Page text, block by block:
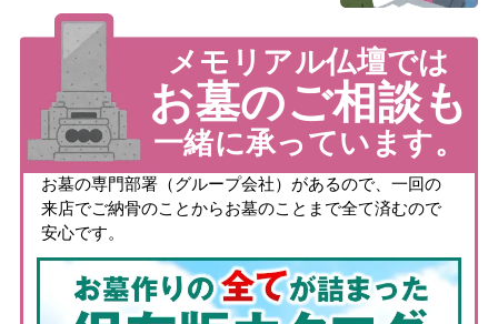
メモリアル仏壇では
お墓のご相談も
一緒に承っています。
お墓の専門部署（グループ会社）があるので、一回の
来店でご納骨のことからお墓のことまで全て済むので
安心です。